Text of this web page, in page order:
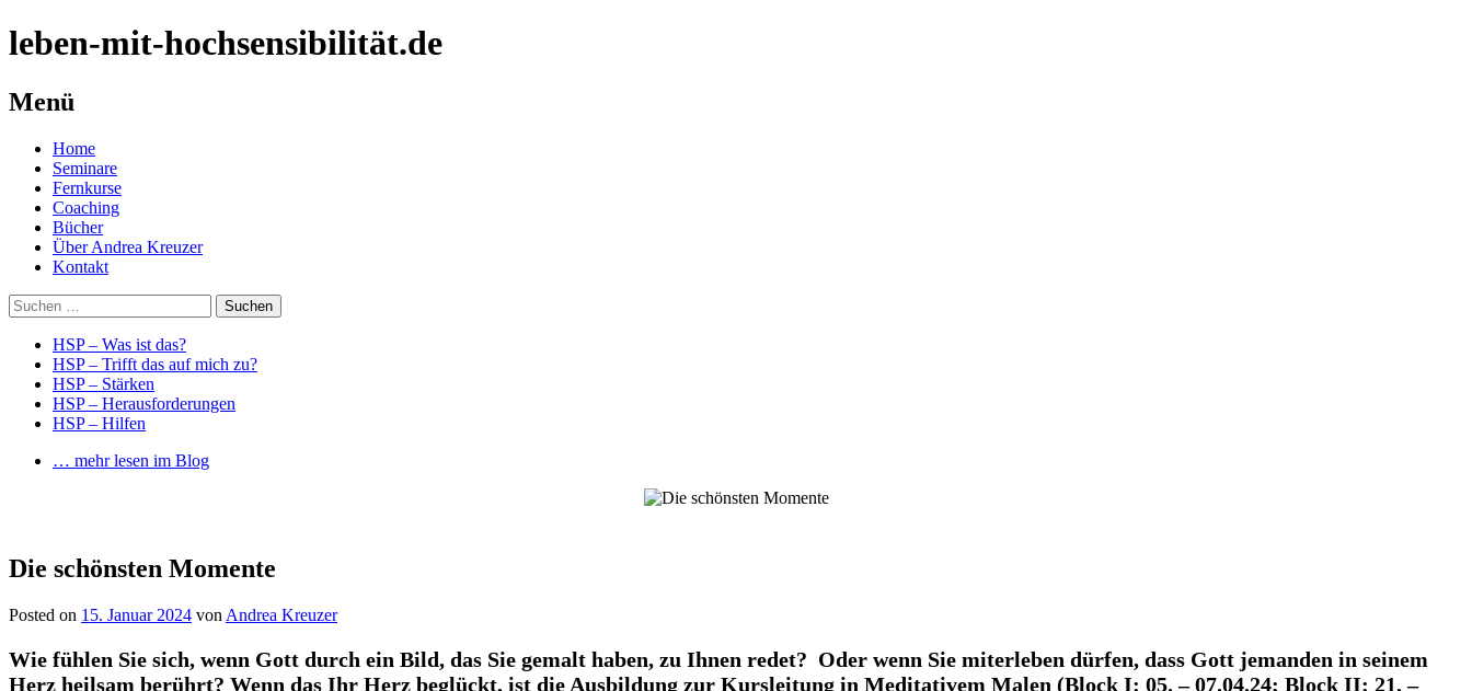
leben-mit-hochsensibilität.de
Menü
Springe
zum
Inhalt
Home
Seminare
Fernkurse
Coaching
Bücher
Über Andrea Kreuzer
Kontakt
Suchen
nach:
HSP – Was ist das?
HSP – Trifft das auf mich zu?
HSP – Stärken
HSP – Herausforderungen
HSP – Hilfen
… mehr lesen im Blog
Die schönsten Momente
Posted on 15. Januar 2024 von Andrea Kreuzer
Wie fühlen Sie sich, wenn Gott durch ein Bild, das Sie gemalt haben, zu Ihnen redet? Oder wenn Sie miterleben dürfen, dass Gott jemanden in seinem
Herz heilsam berührt? Wenn das Ihr Herz beglückt, ist die Ausbildung zur Kursleitung in Meditativem Malen (Block I: 05. – 07.04.24; Block II: 21. –